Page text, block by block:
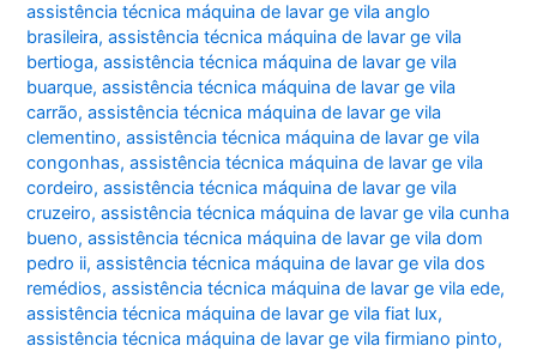
assistência técnica máquina de lavar ge vila anglo
brasileira,assistência técnica máquina de lavar ge vila
bertioga,assistência técnica máquina de lavar ge vila
buarque,assistência técnica máquina de lavar ge vila
carrão,assistência técnica máquina de lavar ge vila
clementino,assistência técnica máquina de lavar ge vila
congonhas,assistência técnica máquina de lavar ge vila
cordeiro,assistência técnica máquina de lavar ge vila
cruzeiro,assistência técnica máquina de lavar ge vila cunha
bueno,assistência técnica máquina de lavar ge vila dom
pedro ii,assistência técnica máquina de lavar ge vila dos
remédios,assistência técnica máquina de lavar ge vila ede,
assistência técnica máquina de lavar ge vila fiat lux,
assistência técnica máquina de lavar ge vila firmiano pinto,